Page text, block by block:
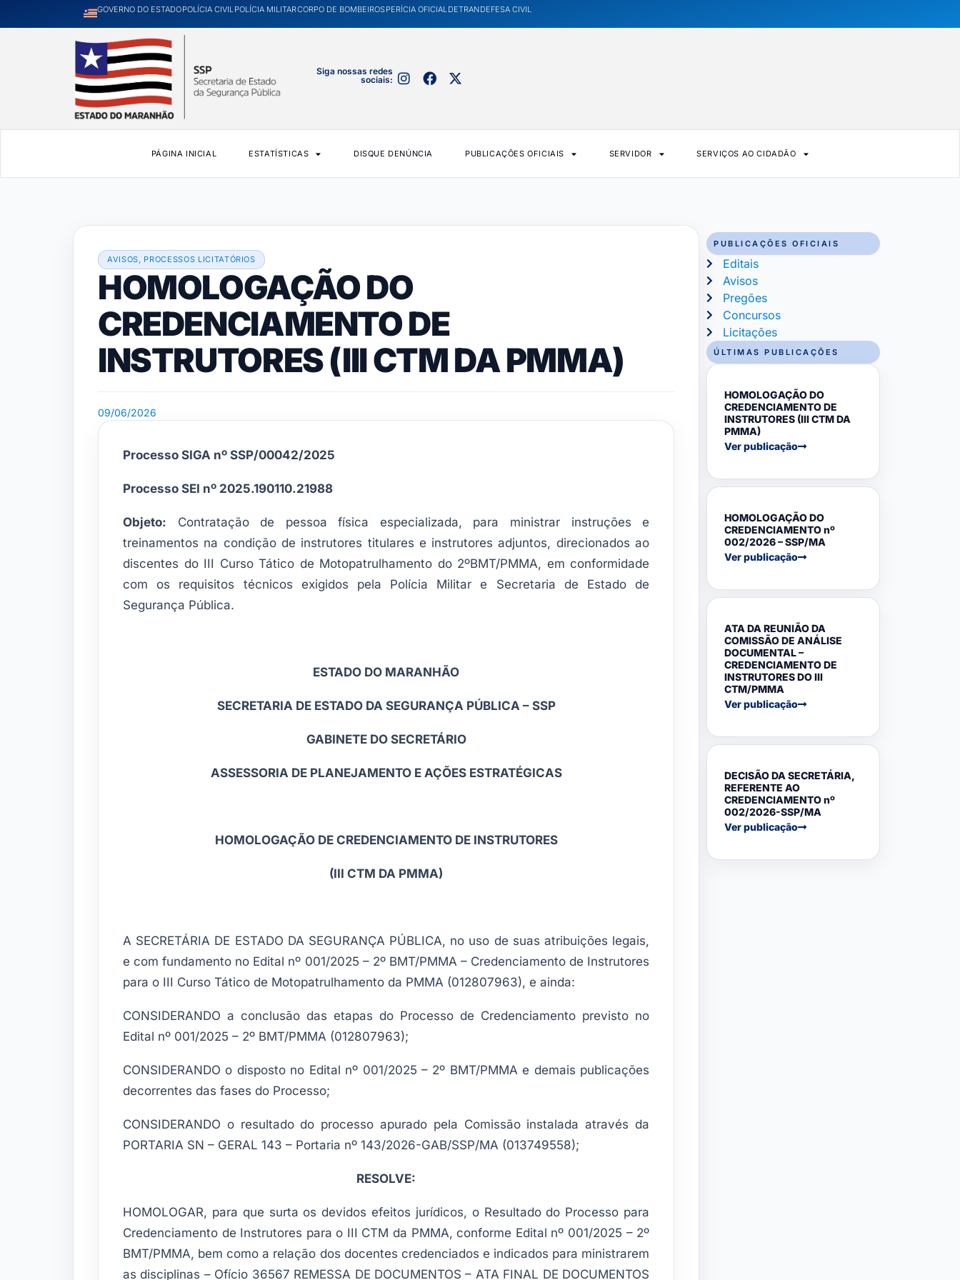
GOVERNO DO ESTADOPOLÍCIA CIVILPOLÍCIA MILITARCORPO DE BOMBEIROSPERÍCIA OFICIALDETRANDEFESA CIVIL
Siga nossas redes
sociais:
PÁGINA INICIAL ESTATÍSTICAS DISQUE DENÚNCIA PUBLICAÇÕES OFICIAIS SERVIDOR SERVIÇOS AO CIDADÃO
AVISOS, PROCESSOS LICITATÓRIOS
HOMOLOGAÇÃO DO
CREDENCIAMENTO DE
INSTRUTORES (III CTM DA PMMA)
09/06/2026
Processo SIGA nº SSP/00042/2025
Processo SEI nº 2025.190110.21988
Objeto: Contratação de pessoa física especializada, para ministrar instruções e
treinamentos na condição de instrutores titulares e instrutores adjuntos, direcionados ao
discentes do III Curso Tático de Motopatrulhamento do 2ºBMT/PMMA, em conformidade
com os requisitos técnicos exigidos pela Polícia Militar e Secretaria de Estado de
Segurança Pública.
ESTADO DO MARANHÃO
SECRETARIA DE ESTADO DA SEGURANÇA PÚBLICA – SSP
GABINETE DO SECRETÁRIO
ASSESSORIA DE PLANEJAMENTO E AÇÕES ESTRATÉGICAS
HOMOLOGAÇÃO DE CREDENCIAMENTO DE INSTRUTORES
(III CTM DA PMMA)
A SECRETÁRIA DE ESTADO DA SEGURANÇA PÚBLICA, no uso de suas atribuições legais,
e com fundamento no Edital nº 001/2025 – 2º BMT/PMMA – Credenciamento de Instrutores
para o III Curso Tático de Motopatrulhamento da PMMA (012807963), e ainda:
CONSIDERANDO a conclusão das etapas do Processo de Credenciamento previsto no
Edital nº 001/2025 – 2º BMT/PMMA (012807963);
CONSIDERANDO o disposto no Edital nº 001/2025 – 2º BMT/PMMA e demais publicações
decorrentes das fases do Processo;
CONSIDERANDO o resultado do processo apurado pela Comissão instalada através da
PORTARIA SN – GERAL 143 – Portaria nº 143/2026-GAB/SSP/MA (013749558);
RESOLVE:
HOMOLOGAR, para que surta os devidos efeitos jurídicos, o Resultado do Processo para
Credenciamento de Instrutores para o III CTM da PMMA, conforme Edital nº 001/2025 – 2º
BMT/PMMA, bem como a relação dos docentes credenciados e indicados para ministrarem
as disciplinas – Ofício 36567 REMESSA DE DOCUMENTOS – ATA FINAL DE DOCUMENTOS
PUBLICAÇÕES OFICIAIS
Editais
Avisos
Pregões
Concursos
Licitações
ÚLTIMAS PUBLICAÇÕES
HOMOLOGAÇÃO DO
CREDENCIAMENTO DE
INSTRUTORES (III CTM DA
PMMA)
Ver publicação
HOMOLOGAÇÃO DO
CREDENCIAMENTO nº
002/2026 – SSP/MA
Ver publicação
ATA DA REUNIÃO DA
COMISSÃO DE ANÁLISE
DOCUMENTAL –
CREDENCIAMENTO DE
INSTRUTORES DO III
CTM/PMMA
Ver publicação
DECISÃO DA SECRETÁRIA,
REFERENTE AO
CREDENCIAMENTO nº
002/2026-SSP/MA
Ver publicação